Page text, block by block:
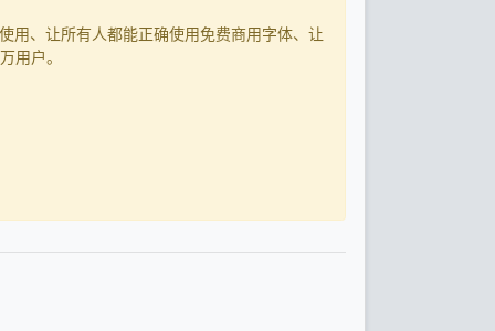
用、让所有人都能正确使用免费商用字体、让
用户。